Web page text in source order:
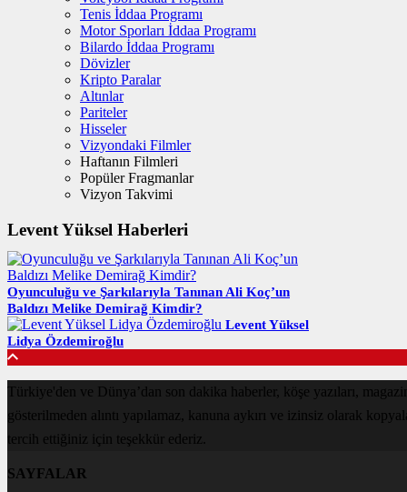
Tenis İddaa Programı
Motor Sporları İddaa Programı
Bilardo İddaa Programı
Dövizler
Kripto Paralar
Altınlar
Pariteler
Hisseler
Vizyondaki Filmler
Haftanın Filmleri
Popüler Fragmanlar
Vizyon Takvimi
Levent Yüksel Haberleri
Oyunculuğu ve Şarkılarıyla Tanınan Ali Koç’un
Baldızı Melike Demirağ Kimdir?
Levent Yüksel
Lidya Özdemiroğlu
Türkiye'den ve Dünya’dan son dakika haberler, köşe yazıları,
gösterilmeden alıntı yapılamaz, kanuna aykırı ve izinsiz olarak
tercih ettiğiniz için teşekkür ederiz.
SAYFALAR